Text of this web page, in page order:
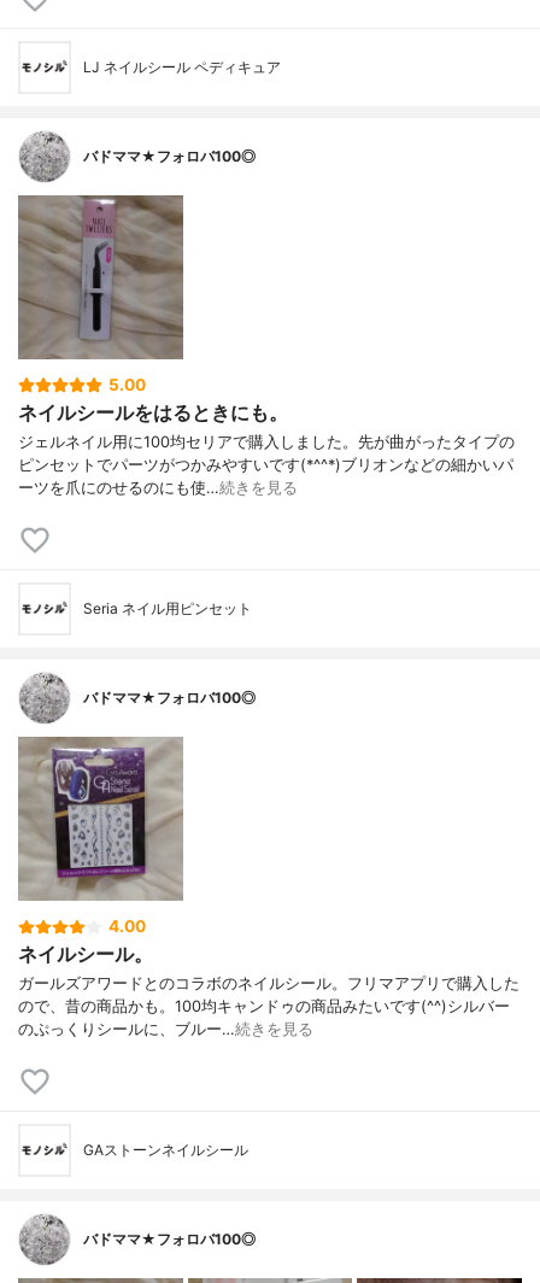
LJ ネイルシール ペディキュア
バドママ★フォロバ100◎
5.00
ネイルシールをはるときにも。
ジェルネイル用に100均セリアで購入しました。先が曲がったタイプの
ピンセットでパーツがつかみやすいです(*^^*)ブリオンなどの細かいパ
ーツを爪にのせるのにも使…続きを見る
Seria ネイル用ピンセット
バドママ★フォロバ100◎
4.00
ネイルシール。
ガールズアワードとのコラボのネイルシール。フリマアプリで購入した
ので、昔の商品かも。100均キャンドゥの商品みたいです(^^)シルバー
のぷっくりシールに、ブルー…続きを見る
GAストーンネイルシール
バドママ★フォロバ100◎